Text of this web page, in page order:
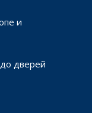
и
дверей